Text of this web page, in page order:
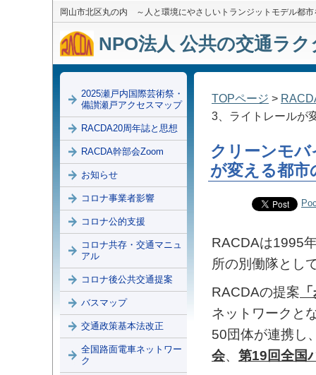
岡山市北区丸の内 ～人と環境にやさしいトランジットモデル都市
NPO法人 公共の交通ラ
TOPページ >
3、ライトレール
クリーンモ
が変える都
RACDAは1995
所の別働隊とし
RACDAの提案
ネットワークと
50団体が連携し
会、 第19回全国
2025瀬戸内国際芸術祭・
備讃瀬戸アクセスマップ
RACDA20周年誌と思想
RACDA幹部会Zoom
お知らせ
コロナ事業者影響
コロナ公的支援
コロナ共存・交通マニュ
アル
コロナ後公共交通提案
バスマップ
交通政策基本法改正
全国路面電車ネットワー
ク